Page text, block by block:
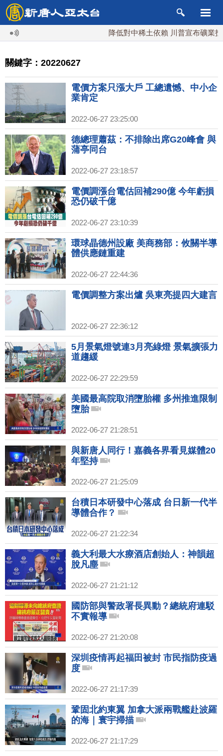
降低對中稀土依賴 川普宣布礦業投資20
關鍵字：20220627
電價方案只漲大戶 工總遺憾、中小企
業肯定
2022-06-27 23:25:00
德總理蕭茲：不排除出席G20峰會 與
蒲亭同台
2022-06-27 23:18:57
電價調漲台電估回補290億 今年虧損
恐仍破千億
2022-06-27 23:10:39
環球晶德州設廠 美商務部：攸關半導
體供應鏈重建
2022-06-27 22:44:36
電價調整方案出爐 吳東亮提四大建言
2022-06-27 22:36:12
5月景氣燈號連3月亮綠燈 景氣擴張力
道趨緩
2022-06-27 22:29:59
美國最高院取消墮胎權 多州推進限制
墮胎
2022-06-27 21:28:51
與新唐人同行！嘉義各界看見媒體20
年堅持
2022-06-27 21:25:09
台積日本研發中心落成 台日新一代半
導體合作？
2022-06-27 21:22:34
義大利最大水療酒店創始人：神韻超
脫凡塵
2022-06-27 21:21:12
國防部與警政署長異動？總統府連駁
不實報導
2022-06-27 21:20:08
深圳疫情再起福田被封 市民指防疫過
度
2022-06-27 21:17:39
鞏固北約東翼 加拿大派兩戰艦赴波羅
的海｜寰宇掃描
2022-06-27 21:17:29